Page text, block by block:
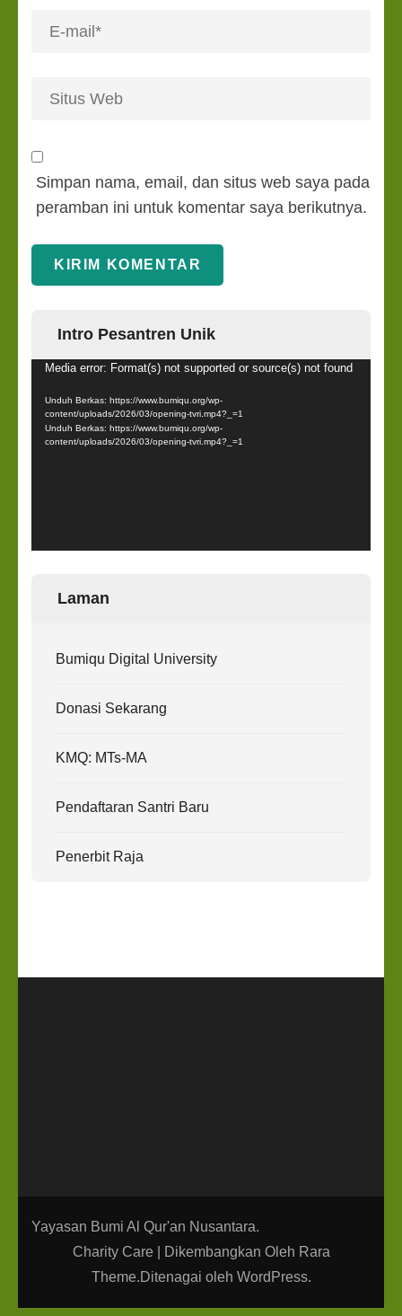
Simpan nama, email, dan situs web saya pada
peramban ini untuk komentar saya berikutnya.
Intro Pesantren Unik
Pemutar
Media error: Format(s) not supported or source(s) not found
Unduh Berkas: https://www.bumiqu.org/wp-
content/uploads/2026/03/opening-tvri.mp4?_=1
Unduh Berkas: https://www.bumiqu.org/wp-
content/uploads/2026/03/opening-tvri.mp4?_=1
Laman
Bumiqu Digital University
Donasi Sekarang
KMQ: MTs-MA
Pendaftaran Santri Baru
Penerbit Raja
Yayasan Bumi Al Qur'an Nusantara.
Charity Care | Dikembangkan Oleh Rara
Theme.Ditenagai oleh WordPress.